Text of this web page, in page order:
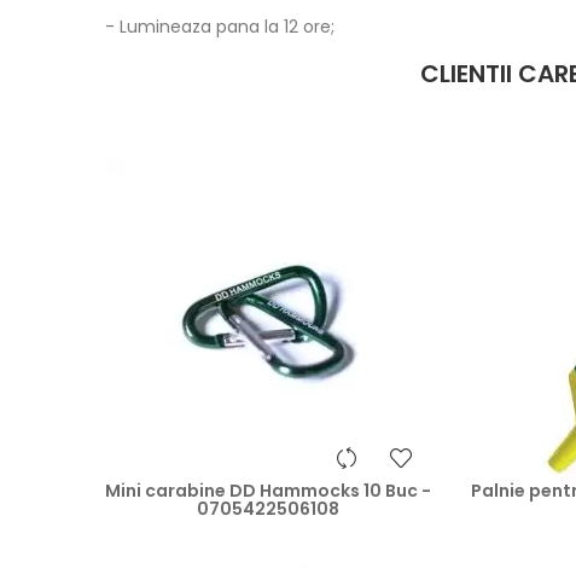
- Lumineaza pana la 12 ore;
CLIENTII
heart
Mini carabine DD Hammocks 10 Buc -
0705422506108
Palnie